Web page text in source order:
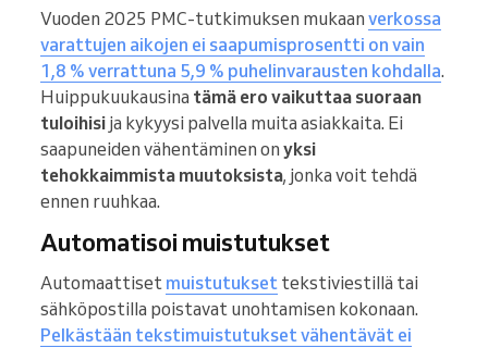
Vuoden 2025 PMC-tutkimuksen mukaan verkossa
varattujen aikojen ei saapumisprosentti on vain
1,8 % verrattuna 5,9 % puhelinvarausten kohdalla.
Huippukuukausina tämä ero vaikuttaa suoraan
tuloihisi ja kykyysi palvella muita asiakkaita. Ei
saapuneiden vähentäminen on yksi
tehokkaimmista muutoksista, jonka voit tehdä
ennen ruuhkaa.
Automatisoi muistutukset
Automaattiset muistutukset tekstiviestillä tai
sähköpostilla poistavat unohtamisen kokonaan.
Pelkästään tekstimuistutukset vähentävät ei